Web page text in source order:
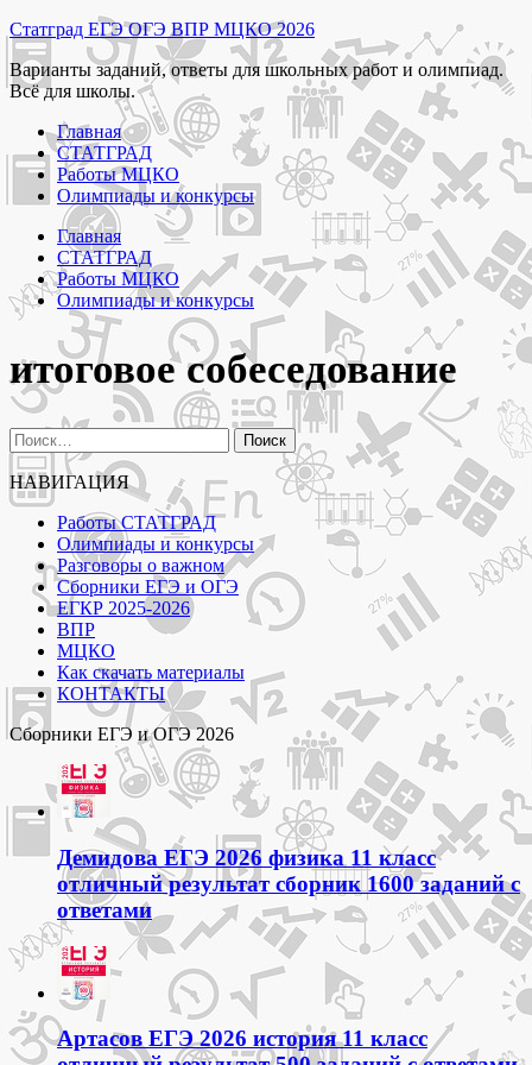
Перейти
к
содержимому
Статград ЕГЭ ОГЭ ВПР МЦКО 2026
Варианты заданий, ответы для школьных работ и олимпиад.
Всё для школы.
Главная
СТАТГРАД
Работы МЦКО
Олимпиады и конкурсы
Главная
СТАТГРАД
Работы МЦКО
Олимпиады и конкурсы
итоговое собеседование
Найти:
НАВИГАЦИЯ
Работы СТАТГРАД
Олимпиады и конкурсы
Разговоры о важном
Сборники ЕГЭ и ОГЭ
ЕГКР 2025-2026
ВПР
МЦКО
Как скачать материалы
КОНТАКТЫ
Сборники ЕГЭ и ОГЭ 2026
Демидова ЕГЭ 2026 физика 11 класс
отличный результат сборник 1600 заданий с
ответами
Артасов ЕГЭ 2026 история 11 класс